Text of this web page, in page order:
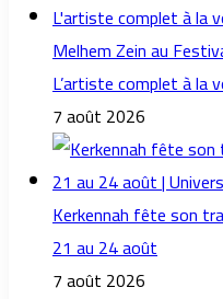
Melhem Zein au
L’artiste complet à la
7 août 2026
Kerkennah fête son
21 au 24 août
7 août 2026